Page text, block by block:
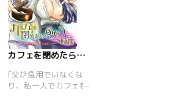
カフェを閉めたらふたりの時間
｢父が急用でいなくな
り、私一人でカフェを